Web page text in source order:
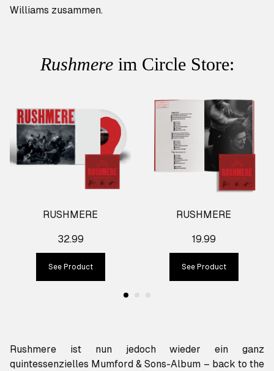
Williams zusammen.
Rushmereim Circle Store:
RUSHMERE
32.99
See Product
RUSHMERE
19.99
See Product
Rushmere ist nun jedoch wieder ein ganz
quintessenzielles Mumford & Sons-Album – back to the